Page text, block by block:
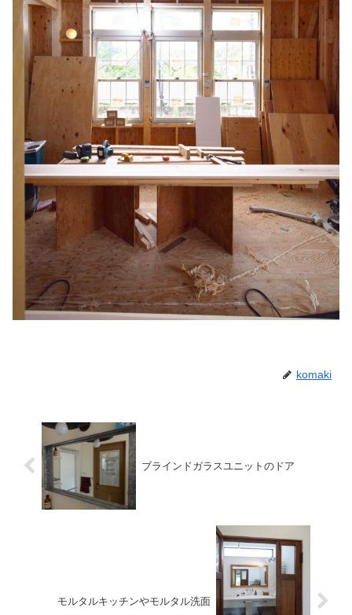
komaki
ブラインドガラスユニットのドア
モルタルキッチンやモルタル洗面